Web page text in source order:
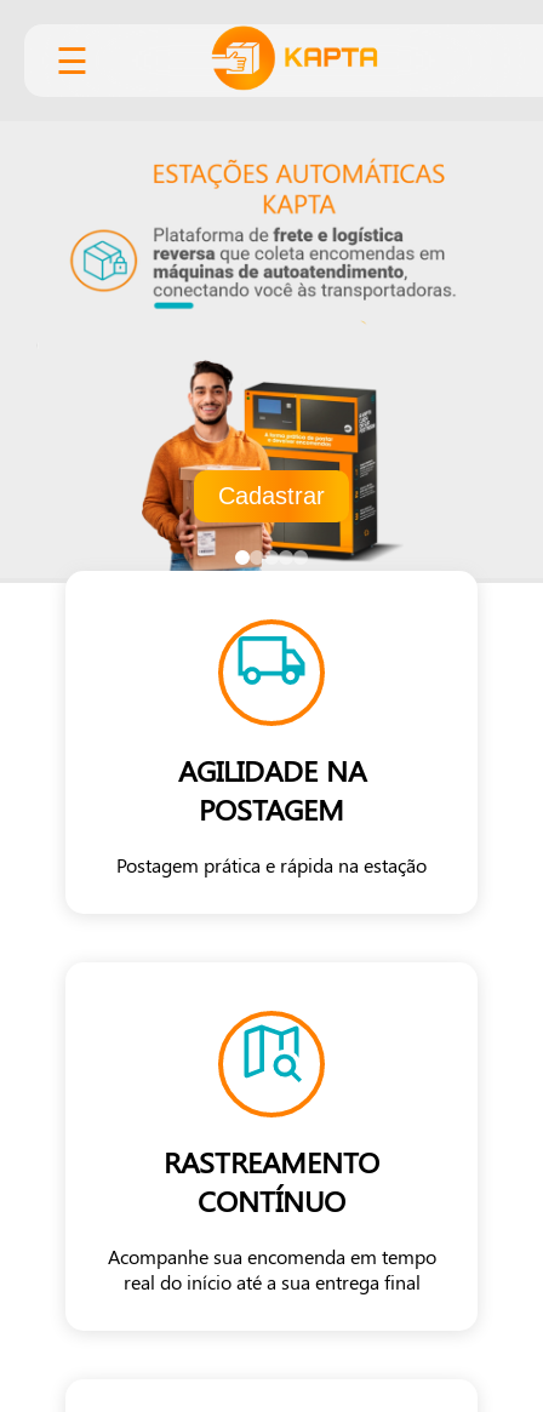
☰
Cadastrar
AGILIDADE NA
POSTAGEM
Postagem prática e rápida na estação
RASTREAMENTO
CONTÍNUO
Acompanhe sua encomenda em tempo
real do início até a sua entrega final